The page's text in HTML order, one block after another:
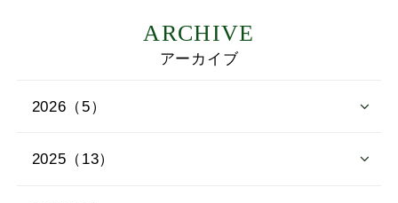
ARCHIVE
アーカイブ
2026（5）
2025（13）